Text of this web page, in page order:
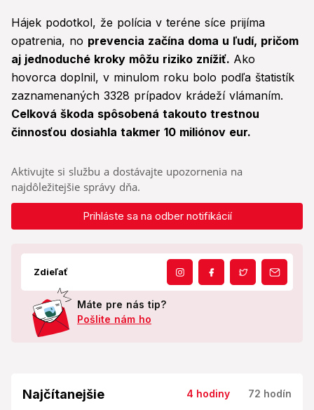
Hájek podotkol, že polícia v teréne síce prijíma
opatrenia, no prevencia začína doma u ľudí, pričom
aj jednoduché kroky môžu riziko znížiť. Ako
hovorca doplnil, v minulom roku bolo podľa štatistík
zaznamenaných 3328 prípadov krádeží vlámaním.
Celková škoda spôsobená takouto trestnou
činnosťou dosiahla takmer 10 miliónov eur.
Aktivujte si službu a dostávajte upozornenia na
najdôležitejšie správy dňa.
Prihláste sa na odber notifikácií
Zdieľať
Máte pre nás tip?
Pošlite nám ho
Najčítanejšie 4 hodiny 72 hodín